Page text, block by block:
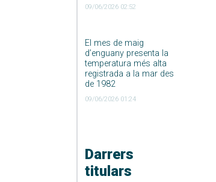
09/06/2026 02:52
El mes de maig
d’enguany presenta la
temperatura més alta
registrada a la mar des
de 1982
09/06/2026 01:24
Darrers
titulars